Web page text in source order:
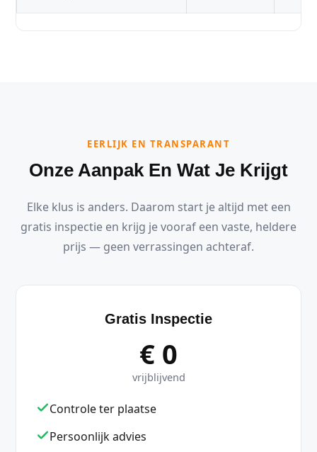
EERLIJK EN TRANSPARANT
Onze Aanpak En Wat Je Krijgt
Elke klus is anders. Daarom start je altijd met een
gratis inspectie en krijg je vooraf een vaste, heldere
prijs — geen verrassingen achteraf.
Gratis Inspectie
€ 0
vrijblijvend
Controle ter plaatse
Persoonlijk advies